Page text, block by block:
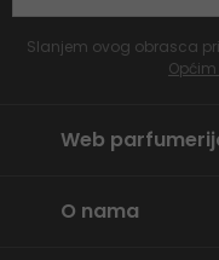
Slanjem ovog obrasca
Web
O nama